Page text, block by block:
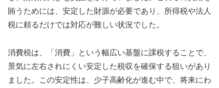
賄うためには、安定した財源が必要であり、所得税や法人
税に頼るだけでは対応が難しい状況でした。
消費税は、「消費」という幅広い基盤に課税することで、
景気に左右されにくい安定した税収を確保する狙いがあり
ました。この安定性は、少子高齢化が進む中で、将来にわ